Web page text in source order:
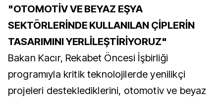
"OTOMOTİV VE BEYAZ EŞYA
SEKTÖRLERİNDE KULLANILAN ÇİPLERİN
TASARIMINI YERLİLEŞTİRİYORUZ"
Bakan Kacır, Rekabet Öncesi İşbirliği
programıyla kritik teknolojilerde yenilikçi
projeleri desteklediklerini, otomotiv ve beyaz